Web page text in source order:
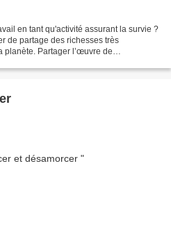
en tant qu'activité assurant la survie ?
de partage des richesses très
planète. Partager l’œuvre de